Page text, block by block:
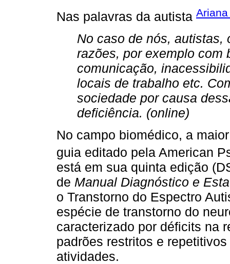
Nas palavras da autista
No caso de nós, autistas,
razões, por exemplo com
comunicação,
locais de trabalho etc.
sociedade por causa
deficiência. (online)
No campo biomédico, a
guia editado pela American
está em sua quinta edição
de Manual Diagnóstico e
o Transtorno do Espectro
espécie de transtorno do
caracterizado por déficits na
padrões restritos e
atividades.